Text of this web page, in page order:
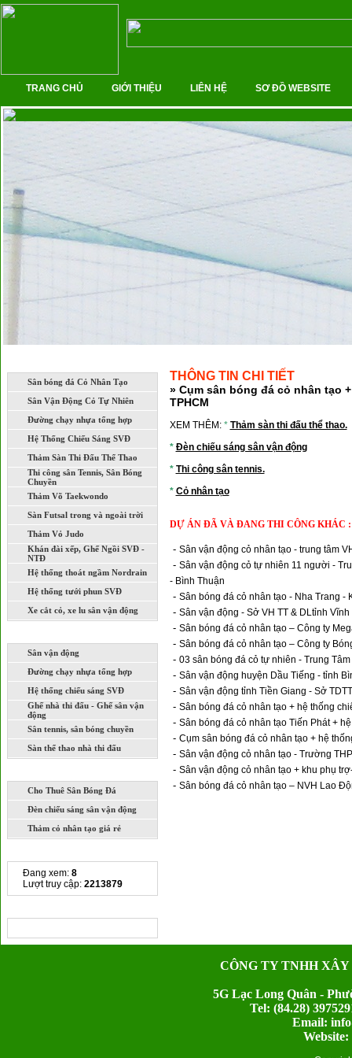
TRANG CHỦ GIỚI THIỆU LIÊN HỆ SƠ ĐỒ WEBSITE
Sân bóng đá Cỏ Nhân Tạo
Sân Vận Động Cỏ Tự Nhiên
Đường chạy nhựa tổng hợp
Hệ Thống Chiếu Sáng SVĐ
Thảm Sàn Thi Đấu Thể Thao
Thi công sân Tennis, Sân Bóng
Chuyền
Thảm Võ Taekwondo
Sàn Futsal trong và ngoài trời
Thảm Vỏ Judo
Khán đài xếp, Ghế Ngồi SVĐ -
NTĐ
Hệ thống thoát ngầm Nordrain
Hệ thống tưới phun SVĐ
Xe cắt cỏ, xe lu sân vận động
Sân vận động
Đường chạy nhựa tổng hợp
Hệ thống chiếu sáng SVĐ
Ghế nhà thi đấu - Ghế sân vận
động
Sân tennis, sân bóng chuyền
Sàn thể thao nhà thi đấu
Cho Thuê Sân Bóng Đá
Đèn chiếu sáng sân vận động
Thảm cỏ nhân tạo giá rẻ
Đang xem: 8
Lượt truy cập: 2213879
THÔNG TIN CHI TIẾT
» Cụm sân bóng đá cỏ nhân tạo
TPHCM
XEM THÊM: * Thảm sàn thi đấu thể thao.
* Đèn chiếu sáng sân vận động
* Thi công sân tennis.
* Cỏ nhân tạo
DỰ ÁN ĐÃ VÀ ĐANG THI CÔNG KHÁC :
- Sân vận động cỏ nhân tạo - trung tâm
- Sân vận động cỏ tự nhiên 11 người -
- Bình Thuận
- Sân bóng đá cỏ nhân tạo - Nha Trang -
- Sân vận động - Sở VH TT & DLtỉnh Vĩnh
- Sân bóng đá cỏ nhân tạo – Công ty
- Sân bóng đá cỏ nhân tạo – Công ty
- 03 sân bóng đá cỏ tự nhiên - Trung
- Sân vận động huyện Dầu Tiếng - tỉnh
- Sân vận động tỉnh Tiền Giang - Sở
- Sân bóng đá cỏ nhân tạo + hệ thống
- Sân bóng đá cỏ nhân tạo Tiến Phát +
- Cụm sân bóng đá cỏ nhân tạo + hệ
- Sân vận động cỏ nhân tạo - Trường
- Sân vận động cỏ nhân tạo + khu phụ
- Sân bóng đá cỏ nhân tạo – NVH Lao
CÔNG TY TNHH
5G Lạc Long Quân -
Tel: (84.28)
Email: